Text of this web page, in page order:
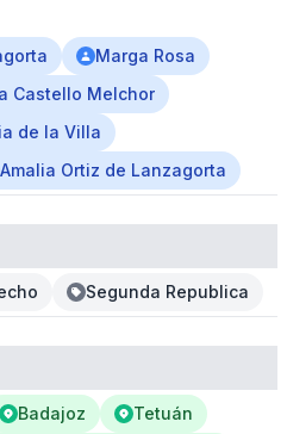
Marga Rosa
Castello Melchor
de la Villa
Amalia Ortiz de Lanzagorta
Segunda Republica
Badajoz
Tetuán